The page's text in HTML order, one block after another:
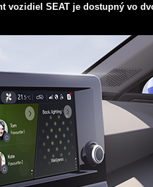
vozidiel SEAT je dostupný vo